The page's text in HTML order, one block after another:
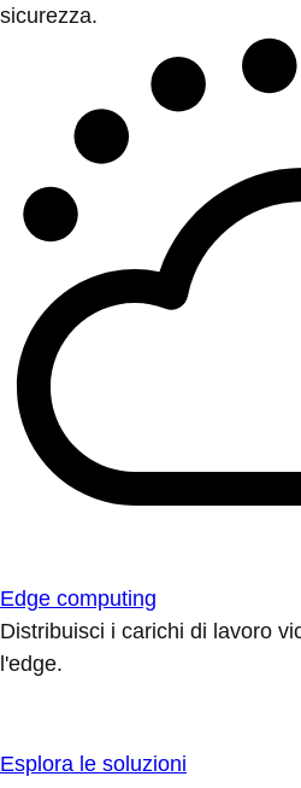
sicurezza.
Edge computing
Distribuisci i carichi di lavoro
l'edge.
Esplora le soluzioni